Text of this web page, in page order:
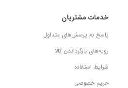
خدمات مشتریان
پاسخ به پرسش‌های متداول
رویه‌های بازگرداندن کالا
شرایط استفاده
حریم خصوصی